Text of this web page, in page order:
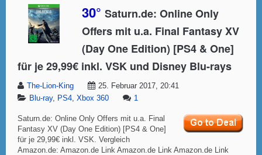
30° Saturn.de: Online Only
Offers mit u.a. Final Fantasy XV
(Day One Edition) [PS4 & One]
für je 29,99€ inkl. VSK und Disney Blu-rays
The-Lion-King
25. Februar 2017, 20:41
Blu-ray, PS4 Xbox 360 1
Saturn.de: Online Only Offers mit u.a. Final
Fantasy XV (Day One Edition) [PS4 & One]
für je 29,99€ inkl. VSK. Vergleich
Amazon.de: Amazon.de Link Amazon.de Link Amazon.de Link